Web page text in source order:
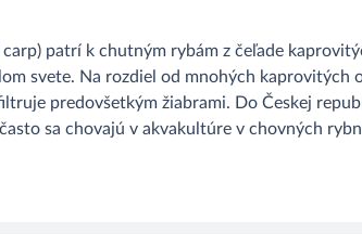
patrí k chutným rybám z čeľade
svete. Na rozdiel od mnohých
predovšetkým žiabrami. Do Českej
sa chovajú v akvakultúre v chovných